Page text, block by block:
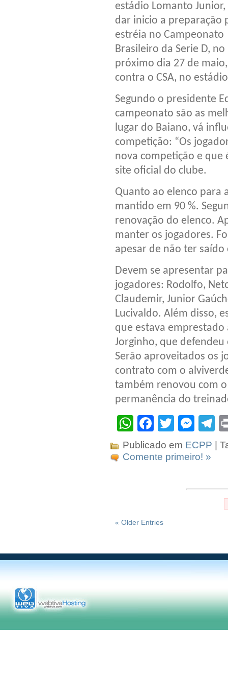
estádio Lomanto
dar inicio a preparação
estréia no Campeonato
Brasileiro da Serie D, no
próximo dia 27 de maio,
contra o CSA, no
Segundo o presidente
campeonato são as
lugar do Baiano, vá
competição: “Os
nova competição e que
site oficial do clube.
Quanto ao elenco para
mantido em 90 %.
renovação do elenco.
manter os jogadores.
apesar de não ter
Devem se apresentar
jogadores: Rodolfo,
Claudemir, Junior
Lucivaldo. Além disso,
que estava
Jorginho, que
Serão aproveitados os
contrato com o
também renovou com
permanência do
WhatsApp
Facebook
Twitter
Publicado em ECPP |
Comente primeiro! »
« Older Entries